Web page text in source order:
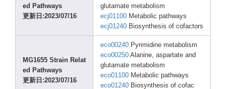
ed Pathways
更新日:2023/07/16
glutamate metabolism
ecj01100 Metabolic pathways
ecj01240 Biosynthesis of cofactors
MG1655 Strain Relat
ed Pathways
更新日:2023/07/16
eco00240 Pyrimidine metabolism
eco00250 Alanine, aspartate and
glutamate metabolism
eco01100 Metabolic pathways
eco01240 Biosynthesis of cofac